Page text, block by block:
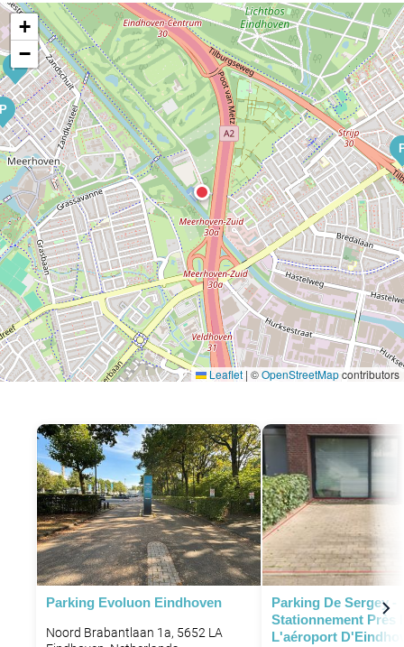
P
+
−
Leaflet | ©OpenStreetMapcontributors
Parking Evoluon Eindhoven
Noord Brabantlaan 1a, 5652 LA
Parking De Sergey -
Stationnement Près
L'aéroport